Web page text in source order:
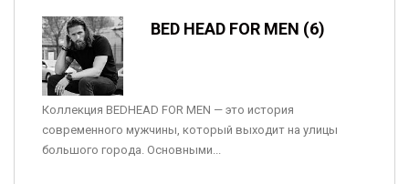
BED HEAD FOR MEN (6)
Коллекция BEDHEAD FOR MEN — это история
современного мужчины, который выходит на улицы
большого города. Основными...